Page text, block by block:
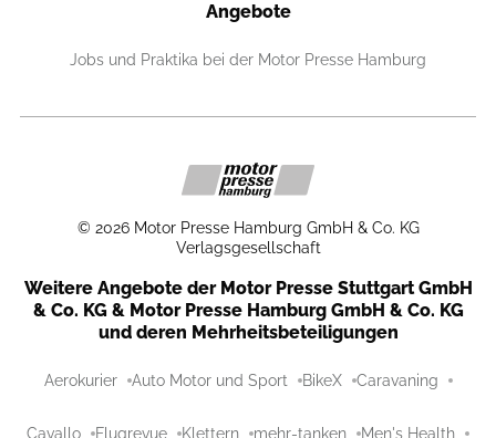
Angebote
Jobs und Praktika bei der Motor Presse Hamburg
© 2026 Motor Presse Hamburg GmbH & Co. KG
Verlagsgesellschaft
Weitere Angebote der Motor Presse Stuttgart GmbH
& Co. KG & Motor Presse Hamburg GmbH & Co. KG
und deren Mehrheitsbeteiligungen
Aerokurier Auto Motor und Sport BikeX Caravaning
Cavallo Flugrevue Klettern mehr-tanken Men's Health